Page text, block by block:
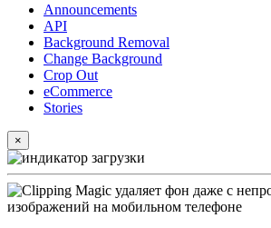
Announcements
API
Background Removal
Change Background
Crop Out
eCommerce
Stories
×